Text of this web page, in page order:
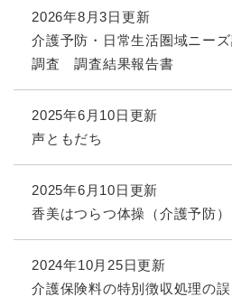
2026年8月3日更新
介護予防・日常生活圏域ニー
調査 調査結果報告書
2025年6月10日更新
声ともだち
2025年6月10日更新
香美はつらつ体操（介護予防）
2024年10月25日更新
介護保険料の特別徴収処理の